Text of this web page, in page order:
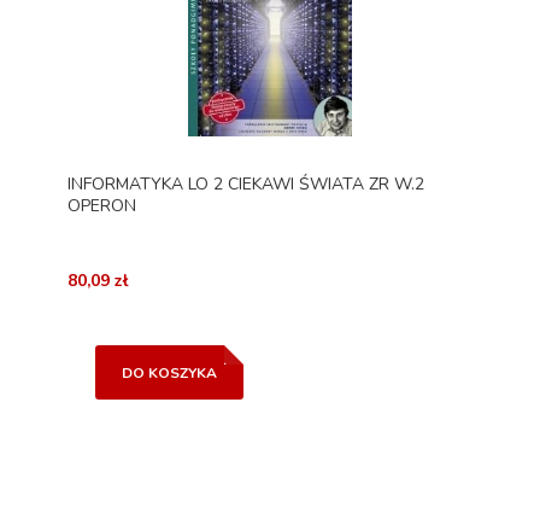
INFORMATYKA LO 2 CIEKAWI ŚWIATA ZR W.2
OPERON
80,09 zł
DO KOSZYKA